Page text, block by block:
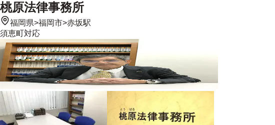
桃原法律事務所
福岡県>福岡市>赤坂駅
須恵町対応